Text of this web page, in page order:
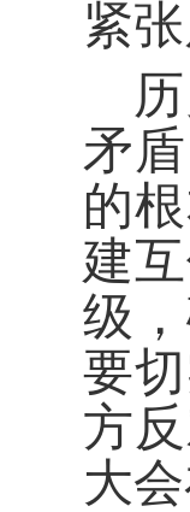
紧
矛
的
建
级
要
方
大